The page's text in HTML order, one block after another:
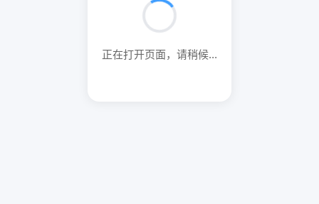
正在打开页面，请稍候...